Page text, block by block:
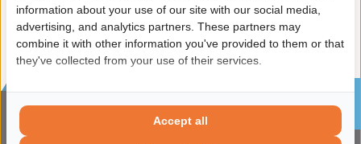
Sinds 2002 de specialist in katalysatoren en
roetfilters
CONTACTGEGVENS
information about your use of our site with our social media,
advertising, and analytics partners. These partners may
combine it with other information you've provided to them or that
they've collected from your use of their services.
Accept all